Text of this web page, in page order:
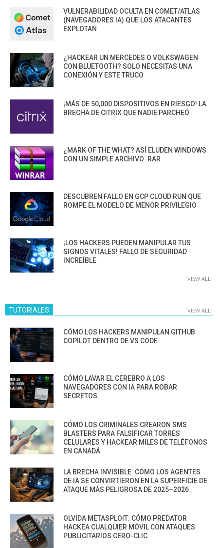
VULNERABILIDAD OCULTA EN COMET/ATLAS
(NAVEGADORES IA) QUE LOS ATACANTES
EXPLOTAN
¿HACKEAR UN MERCEDES O VOLKSWAGEN
CON BLUETOOTH? SOLO NECESITAS UNA
CONEXIÓN Y ESTE TRUCO
¡MÁS DE 50,000 DISPOSITIVOS EN RIESGO! LA
BRECHA DE CITRIX QUE NADIE PARCHEÓ
¿MARK OF THE WHAT? ASÍ ELUDEN WINDOWS
CON UN SIMPLE ARCHIVO .RAR
DESCUBREN FALLO EN GCP CLOUD RUN QUE
ROMPE EL MODELO DE MENOR PRIVILEGIO
¡LOS HACKERS PUEDEN MANIPULAR TUS
SIGNOS VITALES! FALLO DE SEGURIDAD
INCREÍBLE
VIEW ALL
TUTORIALES VIEW ALL
CÓMO LOS HACKERS MANIPULAN GITHUB
COPILOT DENTRO DE VS CODE
CÓMO LAVAR EL CEREBRO A LOS
NAVEGADORES CON IA PARA ROBAR
SECRETOS
CÓMO LOS CRIMINALES CREARON SMS
BLASTERS PARA FALSIFICAR TORRES
CELULARES Y HACKEAR MILES DE TELÉFONOS
EN CANADÁ
LA BRECHA INVISIBLE: CÓMO LOS AGENTES
DE IA SE CONVIRTIERON EN LA SUPERFICIE DE
ATAQUE MÁS PELIGROSA DE 2025–2026
OLVIDA METASPLOIT: CÓMO PREDATOR
HACKEA CUALQUIER MÓVIL CON ATAQUES
PUBLICITARIOS CERO-CLIC